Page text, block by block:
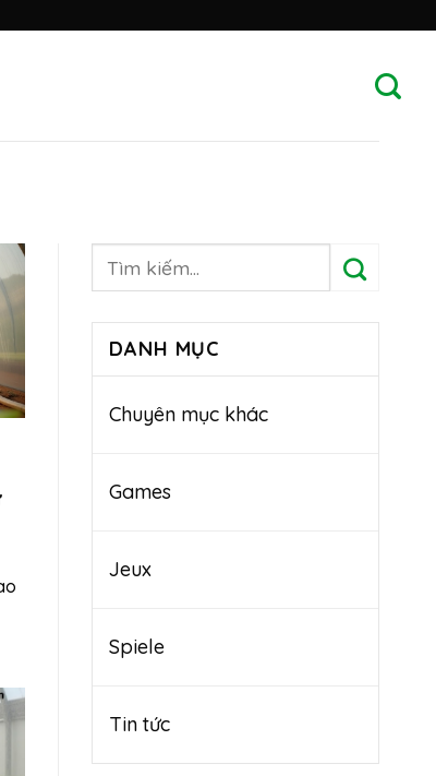
DANH MỤC
Chuyên mục khác
Games
Jeux
Spiele
Tin tức